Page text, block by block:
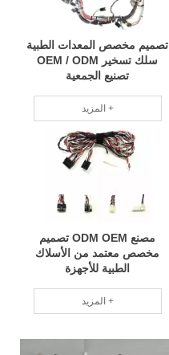
تصميم مخصص المعدات الطبية
سلك تسخير OEM / ODM
تصنيع الجمعية
المزيد +
مصنع ODM OEM تصميم
مخصص معتمد من الأسلاك
الطبية للأجهزة
المزيد +